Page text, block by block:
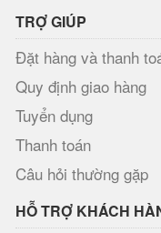
TRỢ GIÚP
Đặt hàng và thanh
Quy định giao hàng
Tuyển dụng
Thanh toán
Câu hỏi thường gặp
HỖ TRỢ KHÁCH